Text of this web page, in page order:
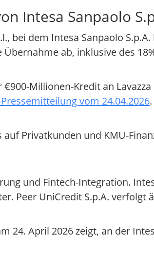
Intesa Sanpaolo
bei dem Intesa Sanpaolo S.p.A.
ab, inklusive des
Millionen-Kredit an
Pressemitteilung vom 24.04.2026
Privatkunden und KMU-
und Fintech-Integration.
Peer UniCredit S.p.A. verfolgt
24. April 2026 zeigt, an der